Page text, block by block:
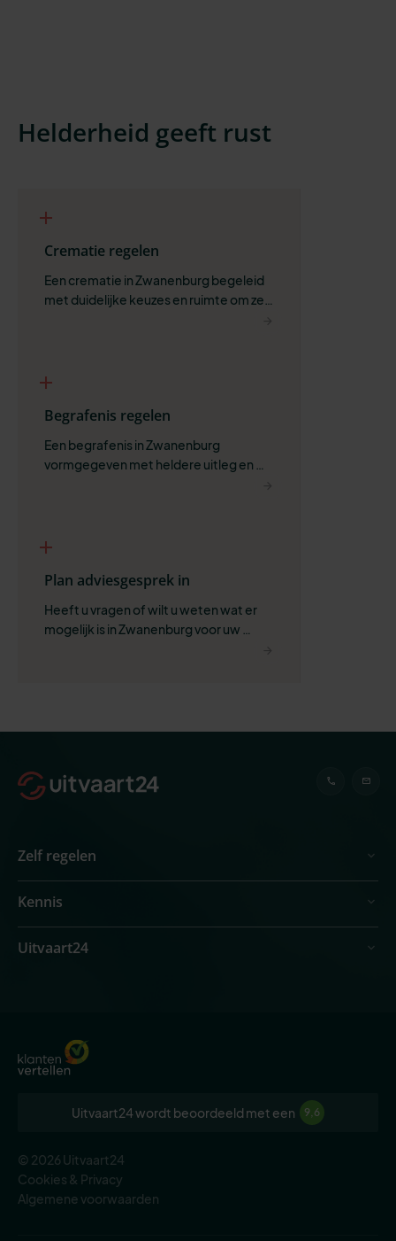
Helderheid geeft rust
Crematie regelen
Een crematie in Zwanenburg begeleid
met duidelijke keuzes en ruimte om zelf
Begrafenis regelen
Een begrafenis in Zwanenburg
vormgegeven met heldere uitleg en
Plan adviesgesprek in
Heeft u vragen of wilt u weten wat er
mogelijk is in Zwanenburg voor uw
Zelf regelen
Kennis
Uitvaart24
Uitvaart24 wordt beoordeeld met een 9,6
© 2026 Uitvaart24
Cookies & Privacy
Algemene voorwaarden